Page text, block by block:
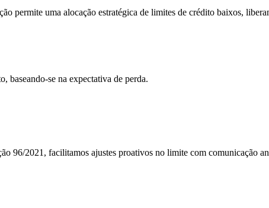
permite uma alocação estratégica de limites de crédito baixos,
baseando-se na expectativa de perda.
96/2021, facilitamos ajustes proativos no limite com comunicação